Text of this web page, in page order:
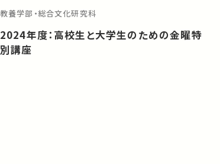
教養学部・総合文化研究科
2024年度：高校生と大学生のための金曜特
別講座